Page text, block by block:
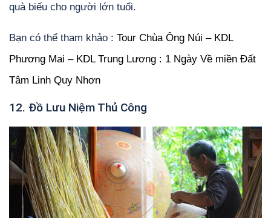
quà biếu cho người lớn tuổi.
Bạn có thể tham khảo : Tour Chùa Ông Núi – KDL
Phương Mai – KDL Trung Lương : 1 Ngày Về miền Đất
Tâm Linh Quy Nhơn
12. Đồ Lưu Niệm Thủ Công